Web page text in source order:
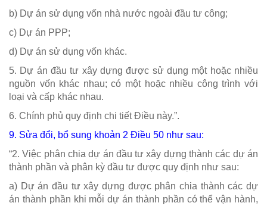
b) Dự án sử dụng vốn nhà nước ngoài đầu tư công;
c) Dự án PPP;
d) Dự án sử dụng vốn khác.
5. Dự án đầu tư xây dựng được sử dụng một hoặc nhiều
nguồn vốn khác nhau; có một hoặc nhiều công trình với
loại và cấp khác nhau.
6. Chính phủ quy định chi tiết Điều này.”.
9. Sửa đổi, bổ sung khoản 2 Điều 50 như sau:
“2. Việc phân chia dự án đầu tư xây dựng thành các dự án
thành phần và phân kỳ đầu tư được quy định như sau:
a) Dự án đầu tư xây dựng được phân chia thành các dự
án thành phần khi mỗi dự án thành phần có thể vận hành,